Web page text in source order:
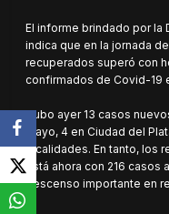
El informe brindado por la
indica que en la jornada
recuperados superó con
confirmados de Covid-19
Hubo ayer 13 casos
Mayo, 4 en Ciudad del
localidades. En tanto, los
está ahora con 216
descenso importante en